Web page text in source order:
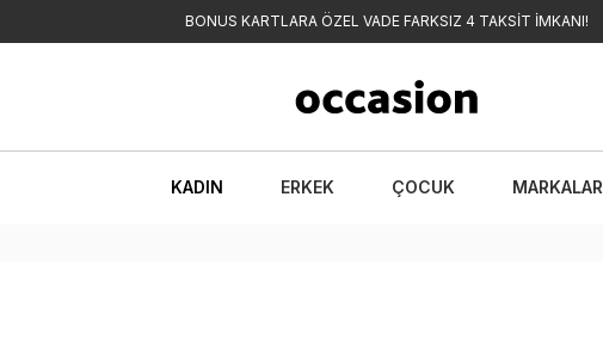
BONUS KARTLARA ÖZEL VADE FARKSIZ 4 TAKSİT İMKANI!
KADIN ERKEK ÇOCUK MARKALAR